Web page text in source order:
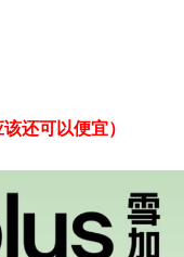
还可以便宜）